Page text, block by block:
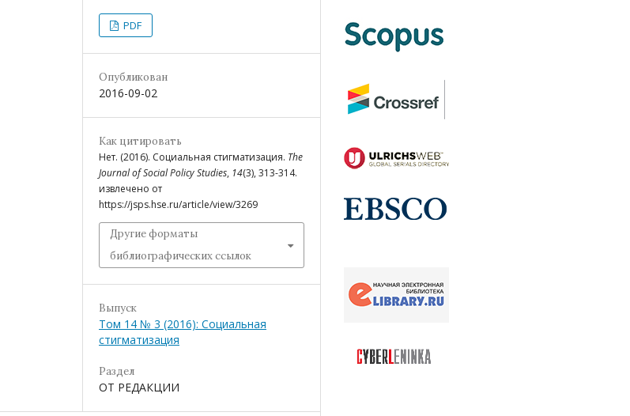
PDF
Опубликован
2016-09-02
Как цитировать
Нет. (2016). Социальная стигматизация. The
Journal of Social Policy Studies, 14(3), 313-314.
извлечено от
https://jsps.hse.ru/article/view/3269
Другие форматы
библиографических ссылок
Выпуск
Том 14 № 3 (2016): Социальная
стигматизация
Раздел
ОТ РЕДАКЦИИ